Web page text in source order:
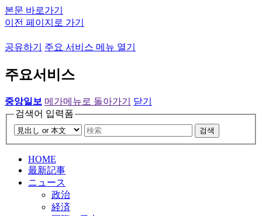
본문 바로가기
이전 페이지로 가기
공유하기 주요 서비스 메뉴 열기
주요서비스
중앙일보 메가메뉴로 돌아가기
닫기
검색어 입력폼
검색
HOME
最新記事
ニュース
政治
経済